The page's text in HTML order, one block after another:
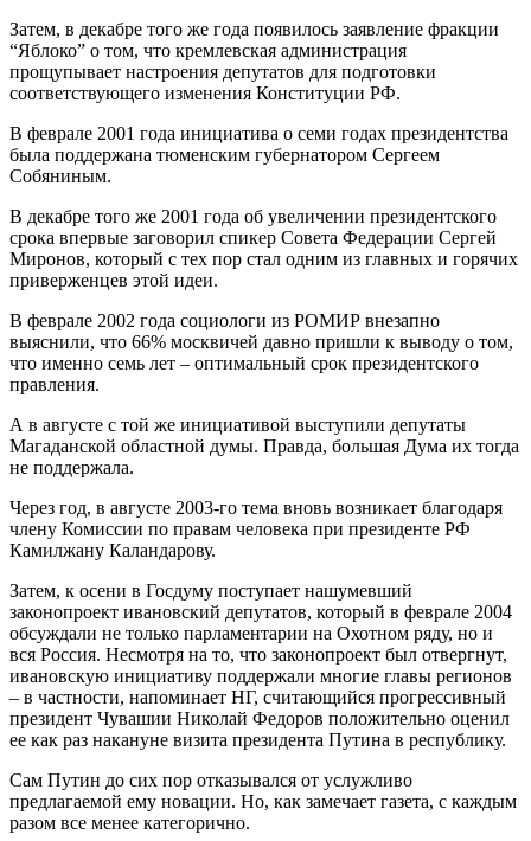
Затем, в декабре того же года появилось заявление фракции
“Яблоко” о том, что кремлевская администрация
прощупывает настроения депутатов для подготовки
соответствующего изменения Конституции РФ.
В феврале 2001 года инициатива о семи годах президентства
была поддержана тюменским губернатором Сергеем
Собяниным.
В декабре того же 2001 года об увеличении президентского
срока впервые заговорил спикер Совета Федерации Сергей
Миронов, который с тех пор стал одним из главных и горячих
приверженцев этой идеи.
В феврале 2002 года социологи из РОМИР внезапно
выяснили, что 66% москвичей давно пришли к выводу о том,
что именно семь лет – оптимальный срок президентского
правления.
А в августе с той же инициативой выступили депутаты
Магаданской областной думы. Правда, большая Дума их тогда
не поддержала.
Через год, в августе 2003-го тема вновь возникает благодаря
члену Комиссии по правам человека при президенте РФ
Камилжану Каландарову.
Затем, к осени в Госдуму поступает нашумевший
законопроект ивановский депутатов, который в феврале 2004
обсуждали не только парламентарии на Охотном ряду, но и
вся Россия. Несмотря на то, что законопроект был отвергнут,
ивановскую инициативу поддержали многие главы регионов
– в частности, напоминает НГ, считающийся прогрессивный
президент Чувашии Николай Федоров положительно оценил
ее как раз накануне визита президента Путина в республику.
Сам Путин до сих пор отказывался от услужливо
предлагаемой ему новации. Но, как замечает газета, с каждым
разом все менее категорично.